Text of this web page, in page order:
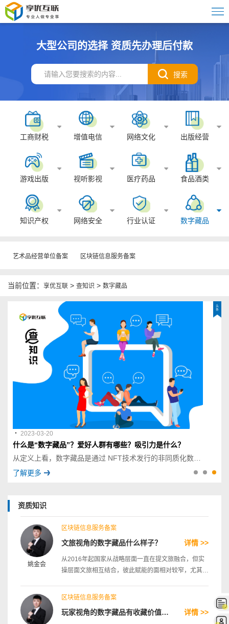
大型公司的选择 资质先办理后付款
工商财税 增值电信 网络文化 出版经营
游戏出版 视听影视 医疗药品 食品酒类
知识产权 网络安全 行业认证 数字藏品
艺术品经营单位备案 区块链信息服务备案
当前位置： 享优互联 > 查知识 > 数字藏品
头
条
・ 2023-03-20
什么是“数字藏品”？爱好人群有哪些？吸引力是什么？
了解更多
资质知识
姚金会
区块链信息服务备案
文旅视角的数字藏品什么样子？ 详情 >>
从2016年起国家从战略层面一直在提文旅融合，但实
操层面文旅相互结合，彼此赋能的面相对较窄，尤其是
区块链信息服务备案
玩家视角的数字藏品有收藏价值吗？ 详情 >>